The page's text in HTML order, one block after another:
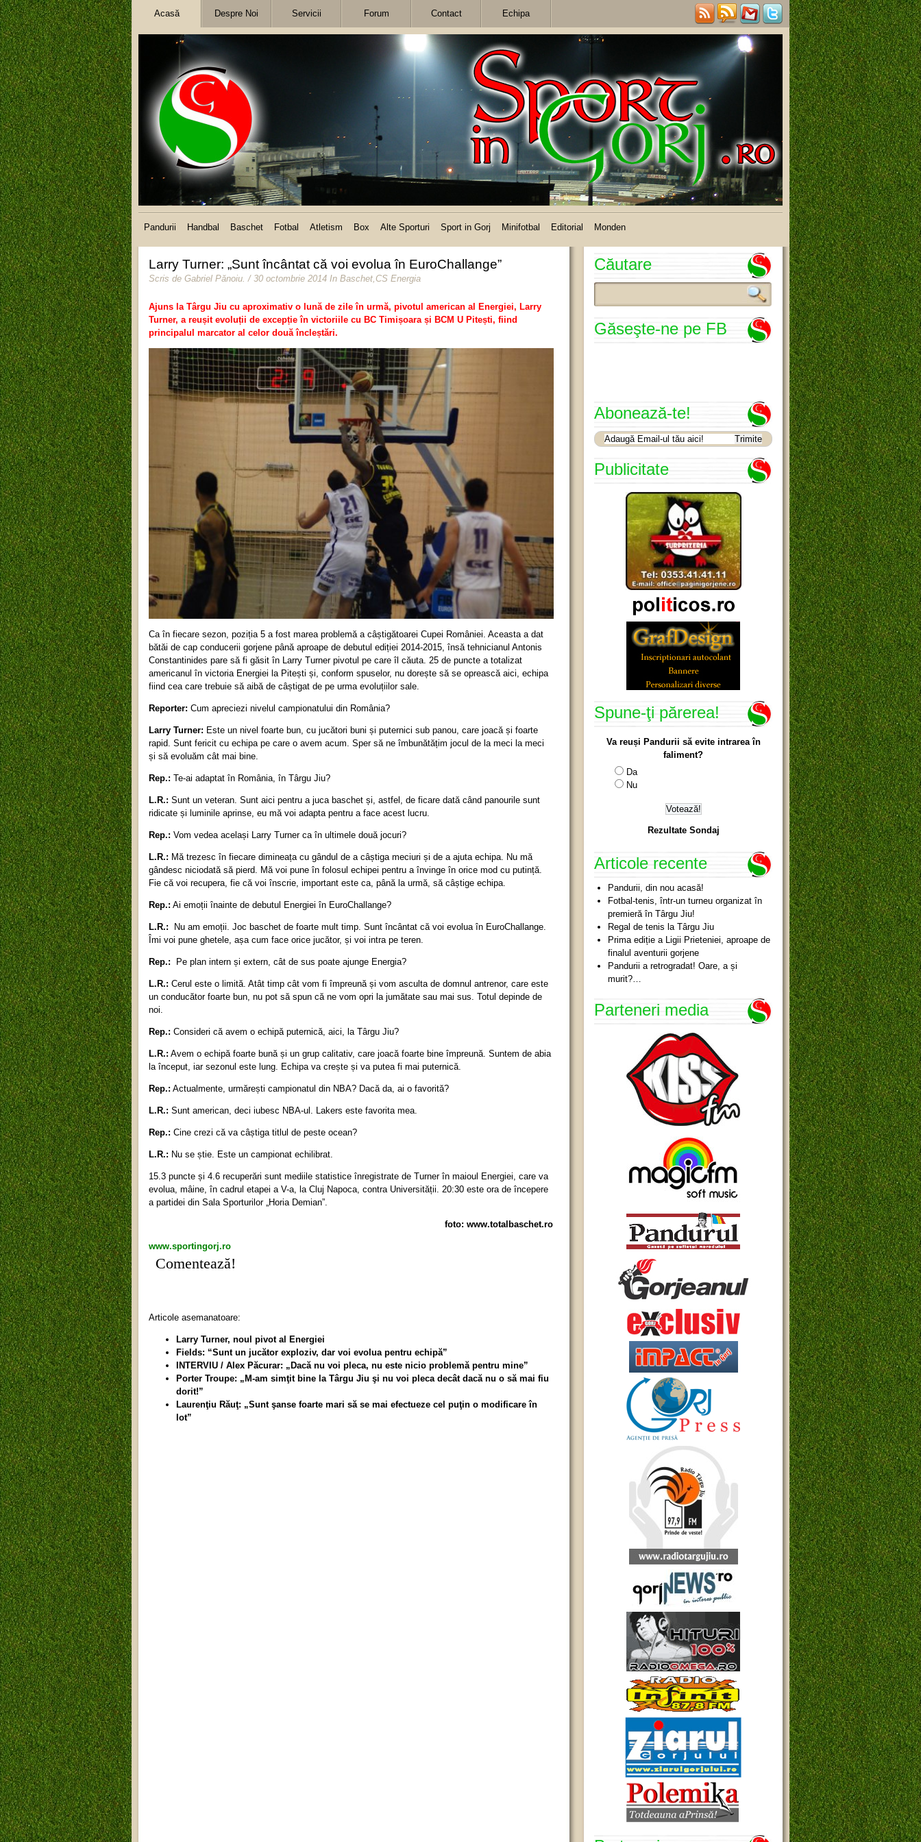
Acasă Despre Noi Servicii Forum Contact Echipa
Pandurii Handbal Baschet Fotbal Atletism Box Alte Sporturi Sport in Gorj Minifotbal Editorial Monden
Larry Turner: „Sunt încântat că voi evolua în EuroChallange”
Scris de Gabriel Pănoiu. / 30 octombrie 2014 In Baschet,CS Energia
Ajuns la Târgu Jiu cu aproximativ o lună de zile în urmă, pivotul american al Energiei, Larry
Turner, a reușit evoluții de excepție în victoriile cu BC Timișoara și BCM U Pitești, fiind
principalul marcator al celor două încleștări.
Ca în fiecare sezon, poziția 5 a fost marea problemă a câștigătoarei Cupei României. Aceasta a dat
bătăi de cap conducerii gorjene până aproape de debutul ediției 2014-2015, însă tehnicianul Antonis
Constantinides pare să fi găsit în Larry Turner pivotul pe care îl căuta. 25 de puncte a totalizat
americanul în victoria Energiei la Pitești și, conform spuselor, nu dorește să se oprească aici, echipa
fiind cea care trebuie să aibă de câștigat de pe urma evoluțiilor sale.
Reporter: Cum apreciezi nivelul campionatului din România?
Larry Turner: Este un nivel foarte bun, cu jucători buni și puternici sub panou, care joacă și foarte
rapid. Sunt fericit cu echipa pe care o avem acum. Sper să ne îmbunătățim jocul de la meci la meci
și să evoluăm cât mai bine.
Rep.: Te-ai adaptat în România, în Târgu Jiu?
L.R.: Sunt un veteran. Sunt aici pentru a juca baschet și, astfel, de ficare dată când panourile sunt
ridicate și luminile aprinse, eu mă voi adapta pentru a face acest lucru.
Rep.: Vom vedea același Larry Turner ca în ultimele două jocuri?
L.R.: Mă trezesc în fiecare dimineața cu gândul de a câștiga meciuri și de a ajuta echipa. Nu mă
gândesc niciodată să pierd. Mă voi pune în folosul echipei pentru a învinge în orice mod cu putință.
Fie că voi recupera, fie că voi înscrie, important este ca, până la urmă, să câștige echipa.
Rep.: Ai emoții înainte de debutul Energiei în EuroChallange?
L.R.: Nu am emoții. Joc baschet de foarte mult timp. Sunt încântat că voi evolua în EuroChallange.
Îmi voi pune ghetele, așa cum face orice jucător, și voi intra pe teren.
Rep.: Pe plan intern și extern, cât de sus poate ajunge Energia?
L.R.: Cerul este o limită. Atât timp cât vom fi împreună și vom asculta de domnul antrenor, care este
un conducător foarte bun, nu pot să spun că ne vom opri la jumătate sau mai sus. Totul depinde de
noi.
Rep.: Consideri că avem o echipă puternică, aici, la Târgu Jiu?
L.R.: Avem o echipă foarte bună și un grup calitativ, care joacă foarte bine împreună. Suntem de abia
la început, iar sezonul este lung. Echipa va crește și va putea fi mai puternică.
Rep.: Actualmente, urmărești campionatul din NBA? Dacă da, ai o favorită?
L.R.: Sunt american, deci iubesc NBA-ul. Lakers este favorita mea.
Rep.: Cine crezi că va câștiga titlul de peste ocean?
L.R.: Nu se știe. Este un campionat echilibrat.
15.3 puncte și 4.6 recuperări sunt mediile statistice înregistrate de Turner în maioul Energiei, care va
evolua, mâine, în cadrul etapei a V-a, la Cluj Napoca, contra Universității. 20:30 este ora de începere
a partidei din Sala Sporturilor „Horia Demian”.
foto: www.totalbaschet.ro
www.sportingorj.ro
Comentează!
Articole asemanatoare:
Larry Turner, noul pivot al Energiei
Fields: “Sunt un jucător exploziv, dar voi evolua pentru echipă”
INTERVIU / Alex Păcurar: „Dacă nu voi pleca, nu este nicio problemă pentru mine”
Porter Troupe: „M-am simţit bine la Târgu Jiu şi nu voi pleca decât dacă nu o să mai fiu
dorit!”
Laurenţiu Răuţ: „Sunt şanse foarte mari să se mai efectueze cel puţin o modificare în
lot”
Căutare
Găseşte-ne pe FB
Abonează-te!
Publicitate
Spune-ţi părerea!
Va reuși Pandurii să evite intrarea în
faliment?
Da
Nu
Rezultate Sondaj
Articole recente
Pandurii, din nou acasă!
Fotbal-tenis, într-un turneu organizat în
premieră în Târgu Jiu!
Regal de tenis la Târgu Jiu
Prima ediție a Ligii Prieteniei, aproape de
finalul aventurii gorjene
Pandurii a retrogradat! Oare, a și
murit?…
Parteneri media